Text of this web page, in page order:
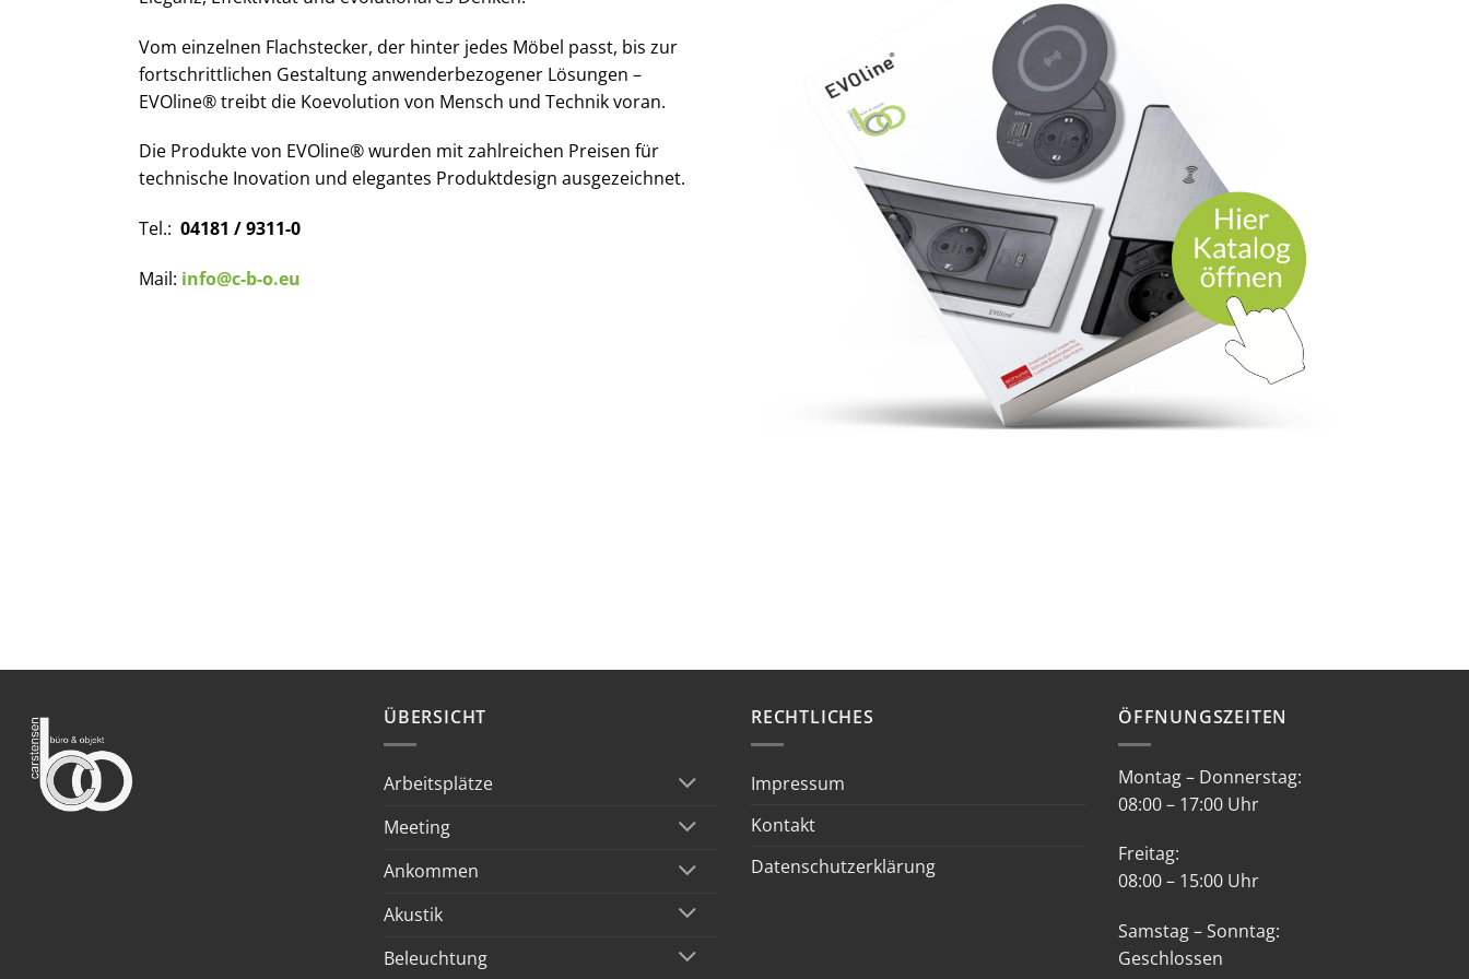
Vom einzelnen Flachstecker, der hinter jedes Möbel passt, bis zur
fortschrittlichen Gestaltung anwenderbezogener Lösungen –
EVOline® treibt die Koevolution von Mensch und Technik voran.
Die Produkte von EVOline® wurden mit zahlreichen Preisen für
technische Inovation und elegantes Produktdesign ausgezeichnet.
Tel.: 04181 / 9311-0
Mail: info@c-b-o.eu
ÜBERSICHT
Arbeitsplätze
Meeting
Ankommen
Akustik
Beleuchtung
RECHTLICHES
Impressum
Kontakt
Datenschutzerklärung
ÖFFNUNGSZEITEN
Montag – Donnerstag:
08:00 – 17:00 Uhr
Freitag:
08:00 – 15:00 Uhr
Samstag – Sonntag:
Geschlossen